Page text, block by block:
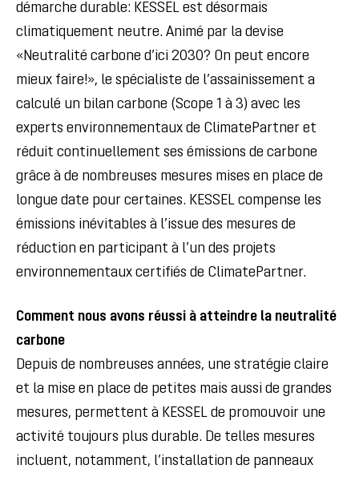
démarche durable: KESSEL est désormais
climatiquement neutre. Animé par la devise
«Neutralité carbone d’ici 2030? On peut encore
mieux faire!», le spécialiste de l’assainissement a
calculé un bilan carbone (Scope 1 à 3) avec les
experts environnementaux de ClimatePartner et
réduit continuellement ses émissions de carbone
grâce à de nombreuses mesures mises en place de
longue date pour certaines. KESSEL compense les
émissions inévitables à l’issue des mesures de
réduction en participant à l’un des projets
environnementaux certifiés de ClimatePartner.
Comment nous avons réussi à atteindre la neutralité
carbone
Depuis de nombreuses années, une stratégie claire
et la mise en place de petites mais aussi de grandes
mesures, permettent à KESSEL de promouvoir une
activité toujours plus durable. De telles mesures
incluent, notamment, l’installation de panneaux